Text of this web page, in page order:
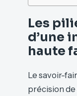
Les
d’une
haute
Le savoir-
précision de